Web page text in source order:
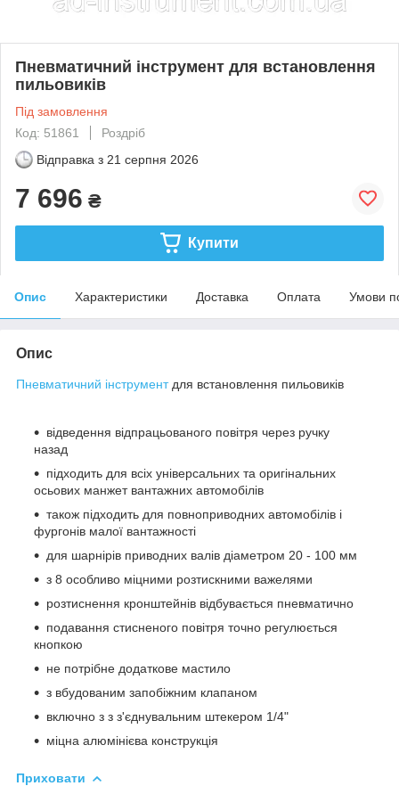
Пневматичний інструмент для встановлення
пильовиків
Під замовлення
Код: 51861
Роздріб
Відправка з 21 серпня 2026
7 696 ₴
Купити
Опис Характеристики Доставка Оплата Умови
Опис
Пневматичний інструментдля встановлення пильовиків
відведення відпрацьованого повітря через ручку
назад
підходить для всіх універсальних та оригінальних
осьових манжет вантажних автомобілів
також підходить для повноприводних автомобілів і
фургонів малої вантажності
для шарнірів приводних валів діаметром 20 - 100 мм
з 8 особливо міцними розтискними важелями
розтиснення кронштейнів відбувається пневматично
подавання стисненого повітря точно регулюється
кнопкою
не потрібне додаткове мастило
з вбудованим запобіжним клапаном
включно з з з'єднувальним штекером 1/4"
міцна алюмінієва конструкція
Приховати